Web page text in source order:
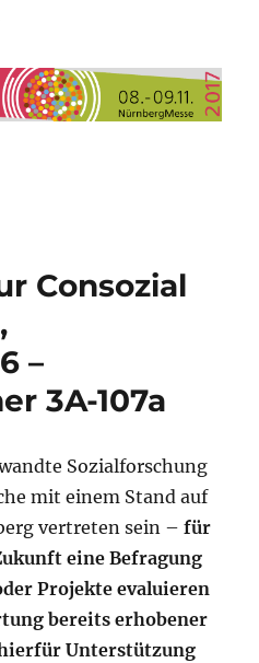
Consozial
–
3A-107a
Sozialforschung
mit einem Stand auf
vertreten sein –für
eine Befragung
Projekte evaluieren
bereits erhobener
Unterstützung